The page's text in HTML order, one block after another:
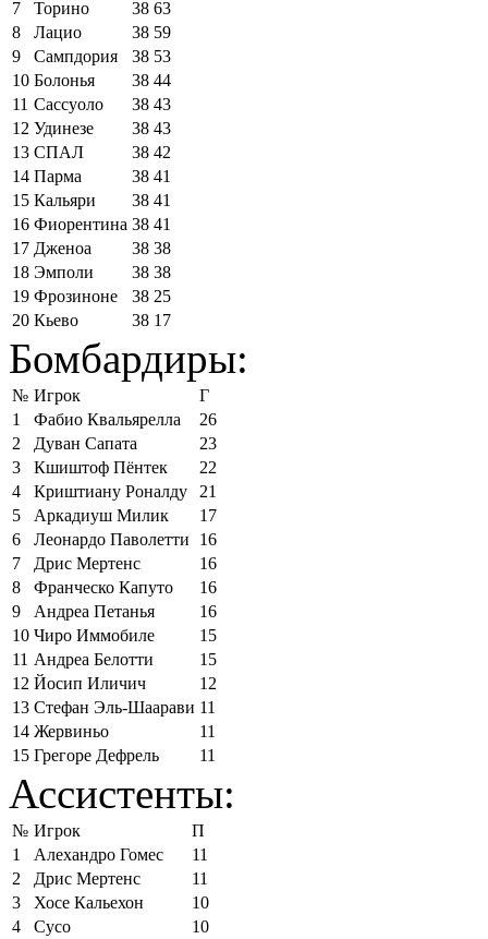
7
Торино 38 63
8
Лацио 38 59
9
Сампдория 38 53
10 Болонья 38 44
11 Сассуоло 38 43
12 Удинезе 38 43
13 СПАЛ 38 42
14 Парма 38 41
15 Кальяри 38 41
16 Фиорентина 38 41
17 Дженоа 38 38
18 Эмполи 38 38
19 Фрозиноне 38 25
20 Кьево 38 17
Бомбардиры:
№ Игрок
Г
1
Фабио Квальярелла
26
2
Дуван Сапата
23
3
Кшиштоф Пёнтек
22
4
Криштиану Роналду
21
5
Аркадиуш Милик
17
6
Леонардо Паволетти
16
7
Дрис Мертенс
16
8
Франческо Капуто
16
9
Андреа Петанья
16
10 Чиро Иммобиле
15
11 Андреа Белотти
15
12 Йосип Иличич
12
13 Стефан Эль-Шаарави 11
14 Жервиньо
11
15 Грегоре Дефрель 11
Ассистенты:
№ Игрок
П
1
Алехандро Гомес
11
2
Дрис Мертенс
11
3
Хосе Кальехон
10
4
Сусо
10